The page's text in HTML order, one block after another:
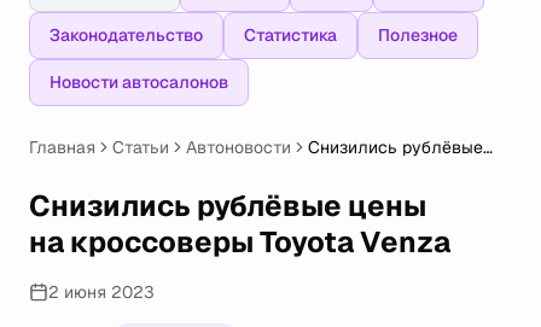
Законодательство Статистика Полезное
Новости автосалонов
Главная Статьи Автоновости
Снизились рублёвые
Toyota Venza
Снизились рублёвые цены
на кроссоверы Toyota Venza
2 июня 2023